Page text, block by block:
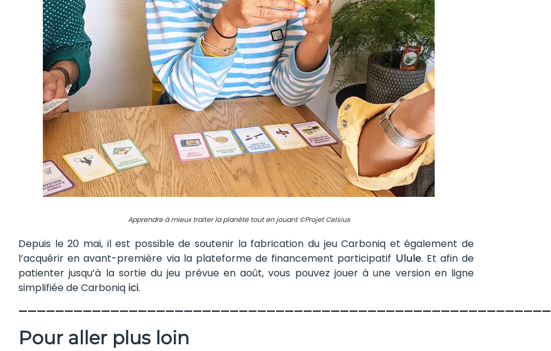
Apprendre à mieux traiter la planète tout en jouant ©Projet Celsius
Depuis le 20 mai, il est possible de soutenir la fabrication du jeu Carboniq et également de
l’acquérir en avant-première via la plateforme de financement participatif Ulule. Et afin de
patienter jusqu’à la sortie du jeu prévue en août, vous pouvez jouer à une version en ligne
simplifiée de Carboniq ici.
——————————————————————————————————————————————————————————
Pour aller plus loin